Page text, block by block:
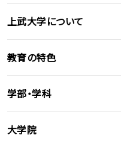
上武大学について
教育の特色
学部・学科
大学院